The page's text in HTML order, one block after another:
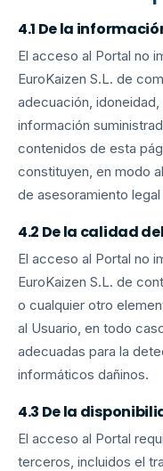
4.1 De la
El acceso al Portal no
EuroKaizen S.L. de
adecuación,
información
contenidos de esta
constituyen, en modo
de asesoramiento
4.2 De la calidad
El acceso al Portal no
EuroKaizen S.L. de
o cualquier otro
al Usuario, en todo
adecuadas para la
informáticos dañinos.
4.3 De la
El acceso al Portal
terceros, incluidos el